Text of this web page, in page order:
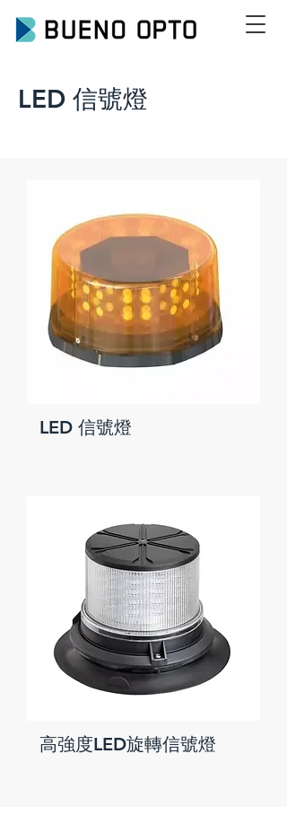
LED 信號燈
LED 信號燈
高強度LED旋轉信號燈